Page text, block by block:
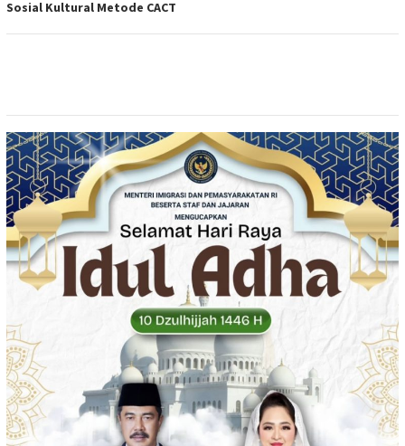
Sosial Kultural Metode CACT